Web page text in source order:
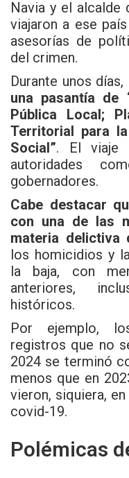
Navia y el alcalde
viajaron a ese
asesorías de
del crimen.
Durante unos
una pasantía de
Pública Local;
Territorial para
Social”. El viaje
autoridades
gobernadores.
Cabe destacar
con una de las
materia delictiva
los homicidios y
la baja, con
anteriores,
históricos.
Por ejemplo,
registros que no
2024 se terminó
menos que en
vieron, siquiera,
covid-19.
Polémicas